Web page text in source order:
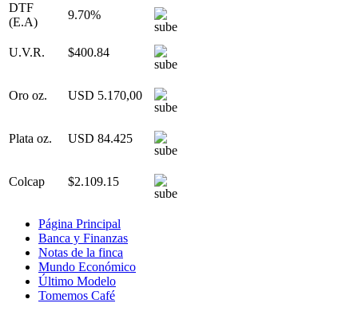
DTF
(E.A)
9.70%
U.V.R. $400.84
Oro oz. USD 5.170,00
Plata oz. USD 84.425
Colcap $2.109.15
Página Principal
Banca y Finanzas
Notas de la finca
Mundo Económico
Último Modelo
Tomemos Café